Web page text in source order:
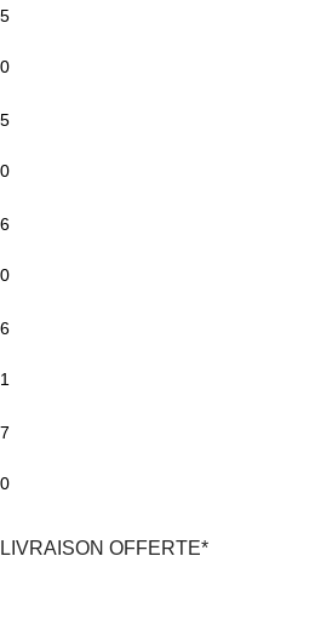
5
0
5
0
6
0
6
1
7
0
LIVRAISON OFFERTE*